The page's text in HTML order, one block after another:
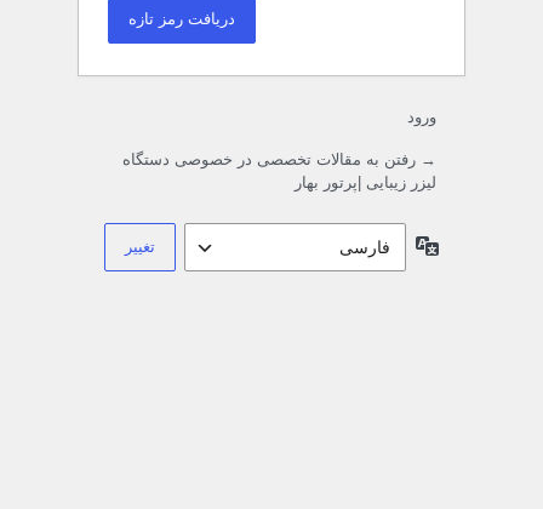
ورود
→ رفتن به مقالات تخصصی در خصوصی دستگاه
لیزر زیبایی |پرتور بهار
زبان